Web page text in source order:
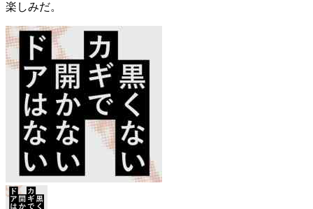
楽しみだ。